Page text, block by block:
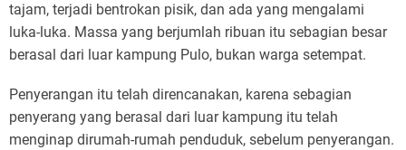
tajam, terjadi bentrokan pisik, dan ada yang mengalami
luka-luka. Massa yang berjumlah ribuan itu sebagian besar
berasal dari luar kampung Pulo, bukan warga setempat.
Penyerangan itu telah direncanakan, karena sebagian
penyerang yang berasal dari luar kampung itu telah
menginap dirumah-rumah penduduk, sebelum penyerangan.